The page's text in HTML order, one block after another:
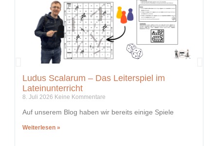
Ludus Scalarum – Das Leiterspiel im
Lateinunterricht
8. Juli 2026 Keine Kommentare
Auf unserem Blog haben wir bereits einige Spiele
Weiterlesen »